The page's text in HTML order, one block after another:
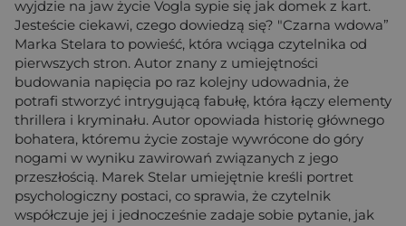
wyjdzie na jaw życie Vogla sypie się jak domek z kart.
Jesteście ciekawi, czego dowiedzą się? "Czarna wdowa”
Marka Stelara to powieść, która wciąga czytelnika od
pierwszych stron. Autor znany z umiejętności
budowania napięcia po raz kolejny udowadnia, że
potrafi stworzyć intrygującą fabułę, która łączy elementy
thrillera i kryminału. Autor opowiada historię głównego
bohatera, któremu życie zostaje wywrócone do góry
nogami w wyniku zawirowań związanych z jego
przeszłością. Marek Stelar umiejętnie kreśli portret
psychologiczny postaci, co sprawia, że czytelnik
współczuje jej i jednocześnie zadaje sobie pytanie, jak